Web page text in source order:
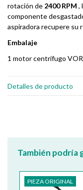
rotación de 2400 RPM ,
componente
aspiradora recupere su
Embalaje
1 motor centrífugo
Detalles de producto
También podría
PIEZA ORIGINAL